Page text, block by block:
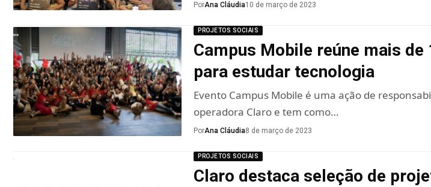
PorAna Cláudia10 de março de 2023
PROJETOS SOCIAIS
Campus Mobile reúne mais de
para estudar tecnologia
Evento Campus Mobile é uma ação de
operadora Claro e tem como…
PorAna Cláudia8 de março de 2023
PROJETOS SOCIAIS
Claro destaca seleção de